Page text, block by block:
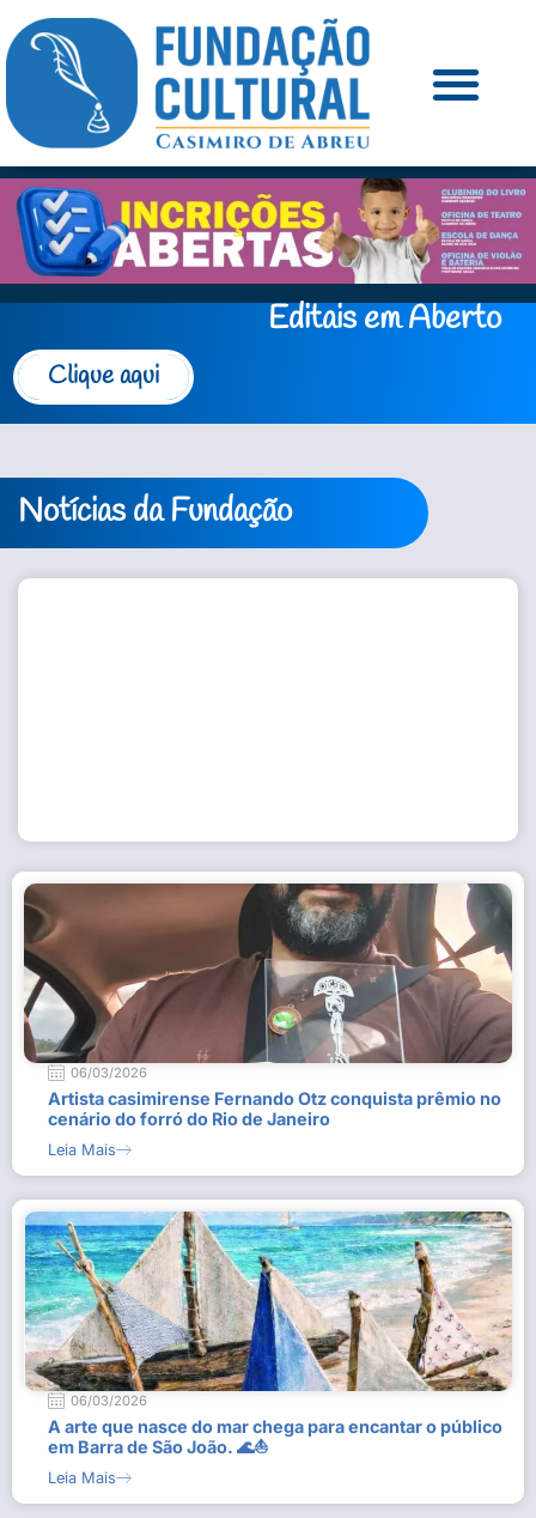
Editais em Aberto
Clique aqui
Notícias da Fundação
06/03/2026
Artista casimirense Fernando Otz conquista prêmio no
cenário do forró do Rio de Janeiro
Leia Mais
06/03/2026
A arte que nasce do mar chega para encantar o público
em Barra de São João. 🌊⛵
Leia Mais